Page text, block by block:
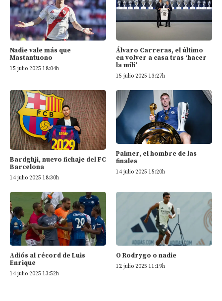
Nadie vale más que
Mastantuono
15 julio 2025 18:04h
Álvaro Carreras, el último
en volver a casa tras ‘hacer
la mili’
15 julio 2025 13:27h
Bardghji, nuevo fichaje del FC
Barcelona
14 julio 2025 18:30h
Palmer, el hombre de las
finales
14 julio 2025 15:20h
Adiós al récord de Luis
Enrique
14 julio 2025 13:52h
O Rodrygo o nadie
12 julio 2025 11:19h